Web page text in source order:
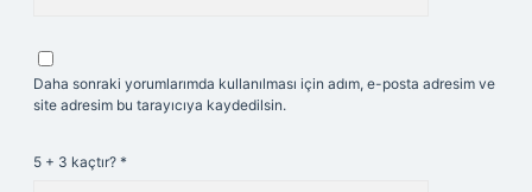
Daha sonraki yorumlarımda kullanılması için adım, e-posta adresim ve
site adresim bu tarayıcıya kaydedilsin.
5 + 3 kaçtır? *